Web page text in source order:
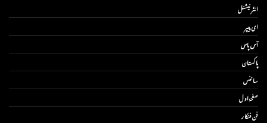
انٹر نیشنل
ای پیپر
آس پاس
پاکستان
سائنس
صفحۂ اول
فن فنکار